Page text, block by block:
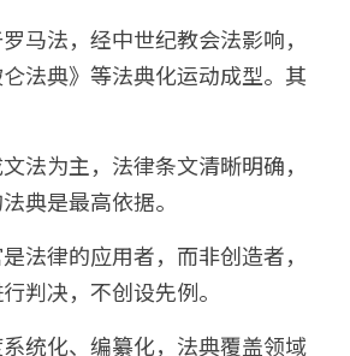
马法，经中世纪教会法影响，
法典》等法典化运动成型。其
法为主，法律条文清晰明确，
典是最高依据。
法律的应用者，而非创造者，
判决，不创设先例。
统化、编纂化，法典覆盖领域